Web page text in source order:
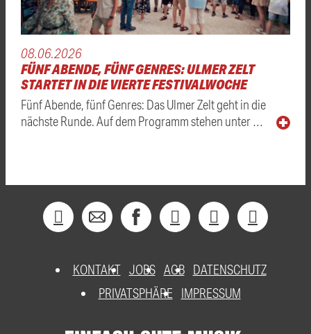
08.06.2026
FÜNF ABENDE, FÜNF GENRES: ULMER ZELT
STARTET IN DIE VIERTE FESTIVALWOCHE
Fünf Abende, fünf Genres: Das Ulmer Zelt geht in die
nächste Runde. Auf dem Programm stehen unter …
KONTAKT JOBS AGB DATENSCHUTZ
PRIVATSPHÄRE
IMPRESSUM